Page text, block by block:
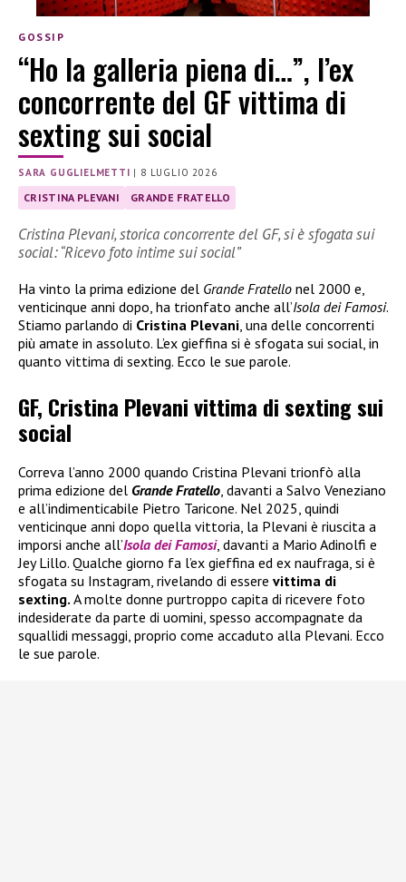
GOSSIP
“Ho la galleria piena di…”, l’ex
concorrente del GF vittima di
sexting sui social
SARA GUGLIELMETTI | 8 LUGLIO 2026
CRISTINA PLEVANI GRANDE FRATELLO
Cristina Plevani, storica concorrente del GF, si è sfogata sui
social: “Ricevo foto intime sui social”
Ha vinto la prima edizione del Grande Fratello nel 2000 e,
venticinque anni dopo, ha trionfato anche all’Isola dei Famosi.
Stiamo parlando di Cristina Plevani , una delle concorrenti
più amate in assoluto. L’ex gieffina si è sfogata sui social, in
quanto vittima di sexting. Ecco le sue parole.
GF, Cristina Plevani vittima di sexting sui
social
Correva l’anno 2000 quando Cristina Plevani trionfò alla
prima edizione del Grande Fratello, davanti a Salvo Veneziano
e all’indimenticabile Pietro Taricone. Nel 2025, quindi
venticinque anni dopo quella vittoria, la Plevani è riuscita a
imporsi anche all’Isola dei Famosi, davanti a Mario Adinolfi e
Jey Lillo. Qualche giorno fa l’ex gieffina ed ex naufraga, si è
sfogata su Instagram, rivelando di essere vittima di
sexting. A molte donne purtroppo capita di ricevere foto
indesiderate da parte di uomini, spesso accompagnate da
squallidi messaggi, proprio come accaduto alla Plevani. Ecco
le sue parole.